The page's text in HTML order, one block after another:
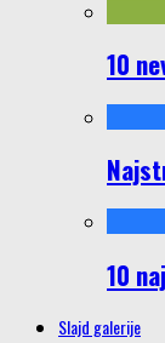
10
10
Slajd galerije